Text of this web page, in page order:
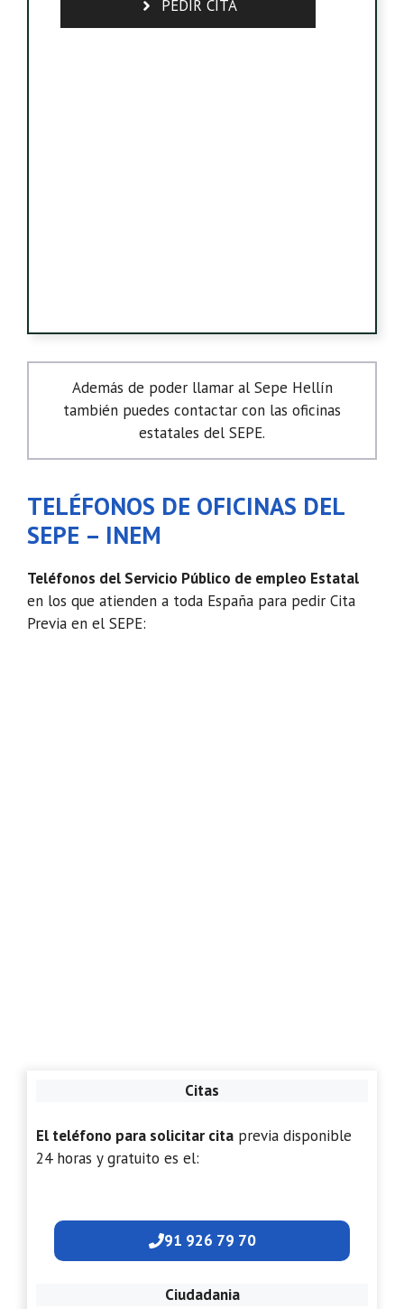
PEDIR CITA
Además de poder llamar al Sepe Hellín
también puedes contactar con las oficinas
estatales del SEPE.
TELÉFONOS DE OFICINAS DEL
SEPE – INEM
Teléfonos del Servicio Público de empleo Estatal
en los que atienden a toda España para pedir Cita
Previa en el SEPE:
Citas
El teléfono para solicitar cita previa disponible
24 horas y gratuito es el:
91 926 79 70
Ciudadania